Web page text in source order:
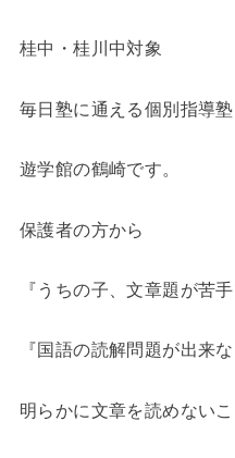
桂中・桂川中対象
毎日塾に通える個別指導塾
遊学館の鶴崎です。
保護者の方から
『うちの子、文章題が苦
『国語の読解問題が出来
明らかに文章を読めない